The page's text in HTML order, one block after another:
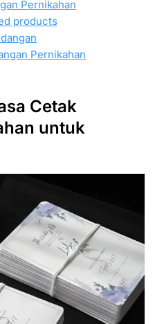
Pernikahan
products
Pernikahan
Cetak
untuk